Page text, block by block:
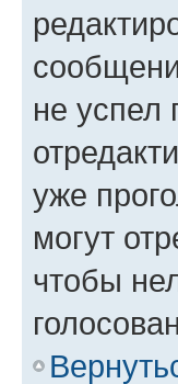
не успел
уже
могут
чтобы